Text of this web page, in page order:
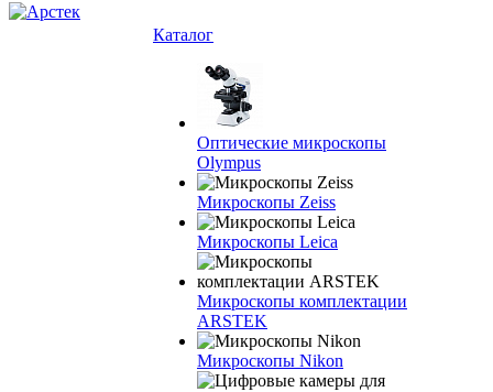
Каталог
Оптические микроскопы
Olympus
Микроскопы Zeiss
Микроскопы Leica
Микроскопы комплектации
ARSTEK
Микроскопы Nikon